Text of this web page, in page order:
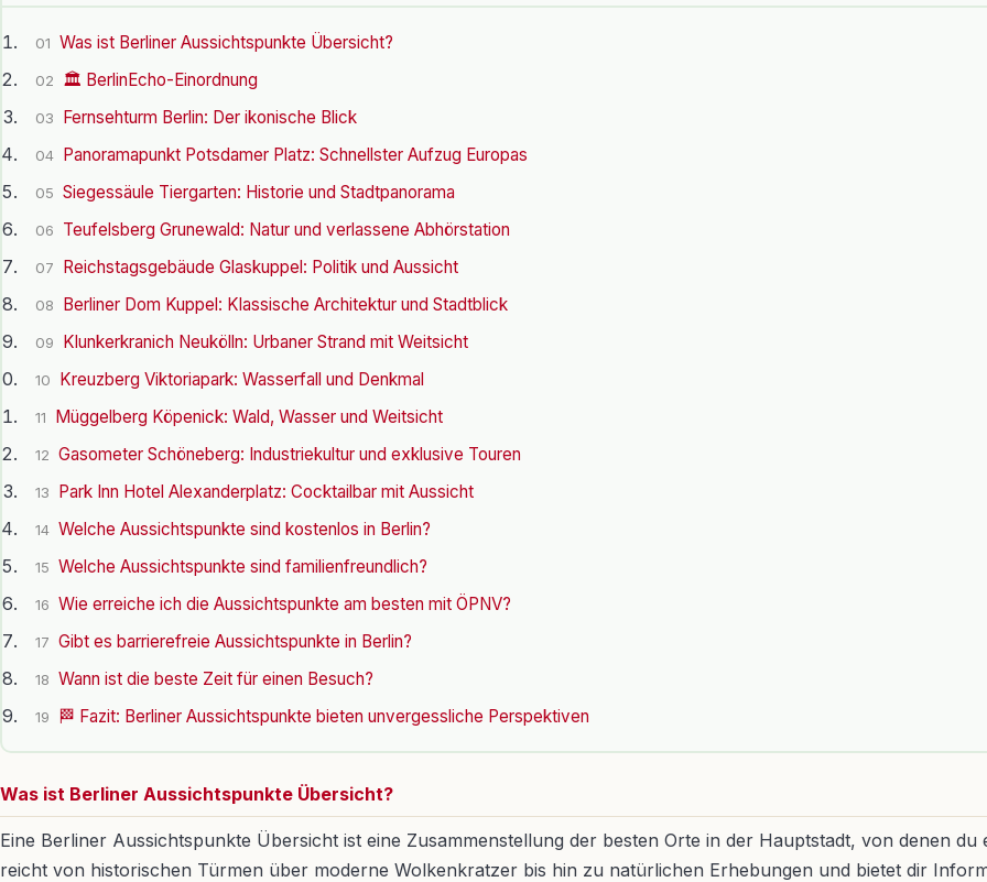
01 Was ist Berliner Aussichtspunkte Übersicht?
02 🏛️ BerlinEcho-Einordnung
03 Fernsehturm Berlin: Der ikonische Blick
04 Panoramapunkt Potsdamer Platz: Schnellster Aufzug Europas
05 Siegessäule Tiergarten: Historie und Stadtpanorama
06 Teufelsberg Grunewald: Natur und verlassene Abhörstation
07 Reichstagsgebäude Glaskuppel: Politik und Aussicht
08 Berliner Dom Kuppel: Klassische Architektur und Stadtblick
09 Klunkerkranich Neukölln: Urbaner Strand mit Weitsicht
10 Kreuzberg Viktoriapark: Wasserfall und Denkmal
11 Müggelberg Köpenick: Wald, Wasser und Weitsicht
12 Gasometer Schöneberg: Industriekultur und exklusive Touren
13 Park Inn Hotel Alexanderplatz: Cocktailbar mit Aussicht
14 Welche Aussichtspunkte sind kostenlos in Berlin?
15 Welche Aussichtspunkte sind familienfreundlich?
16 Wie erreiche ich die Aussichtspunkte am besten mit ÖPNV?
17 Gibt es barrierefreie Aussichtspunkte in Berlin?
18 Wann ist die beste Zeit für einen Besuch?
19 🏁 Fazit: Berliner Aussichtspunkte bieten unvergessliche Perspektiven
Was ist Berliner Aussichtspunkte Übersicht?
Eine Berliner Aussichtspunkte Übersicht ist eine Zusammenstellung der besten Orte in der Hauptstadt, von denen
reicht von historischen Türmen über moderne Wolkenkratzer bis hin zu natürlichen Erhebungen und bietet dir